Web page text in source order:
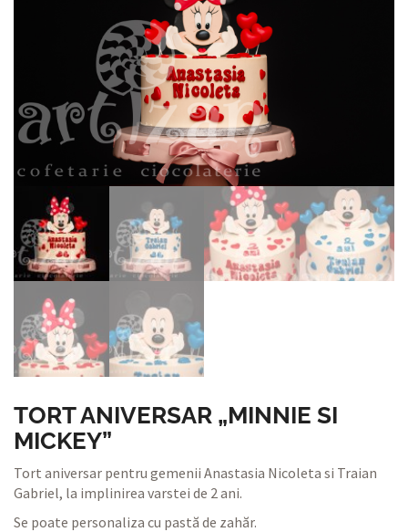
TORT ANIVERSAR „MINNIE SI
MICKEY”
Tort aniversar pentru gemenii Anastasia Nicoleta si Traian
Gabriel, la implinirea varstei de 2 ani.
Se poate personaliza cu pastă de zahăr.